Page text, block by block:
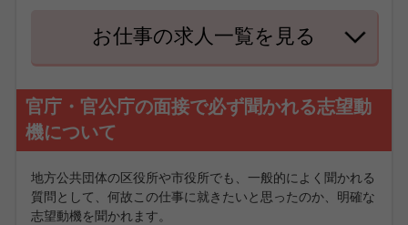
お仕事の求人一覧を見る
官庁・官公庁の面接で必ず聞かれる志望動
機について
地方公共団体の区役所や市役所でも、一般的によく聞かれる
質問として、何故この仕事に就きたいと思ったのか、明確な
志望動機を聞かれます。